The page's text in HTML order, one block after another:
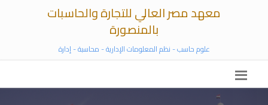
معهد مصر العالي للتجارة والحاسبات
بالمنصورة
علوم حاسب - نظم المعلومات الإدارية - محاسبة - إدارة